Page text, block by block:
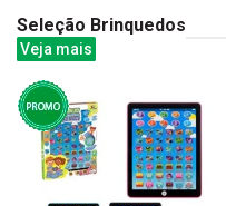
Seleção Brinquedos
Veja mais